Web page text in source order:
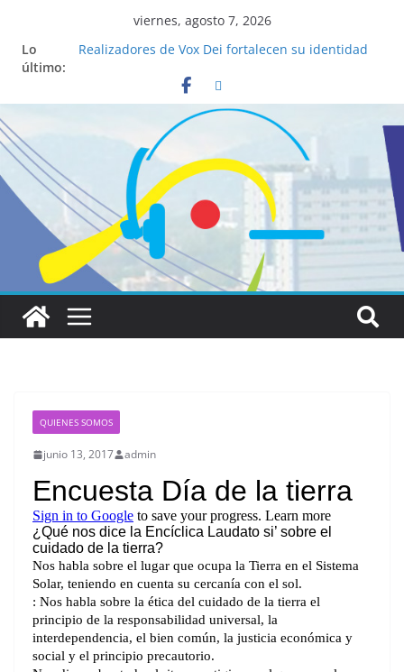
viernes, agosto 7, 2026
Lo
último:
Realizadores de Vox Dei fortalecen su identidad
La ciencia desvela los 5 secretos que tiene
fácilmente un católico para convertirse en
“Superancianos”
Pop Up Market atrae a cientos de visitantes y
dinamiza la economía local
Salud mental a la mesa: la importancia de
hablarlo en familia
Lo que tienen en común la nueva Película Toy
Story 5 y el Papa León XIV
QUIENES SOMOS
junio 13, 2017 admin